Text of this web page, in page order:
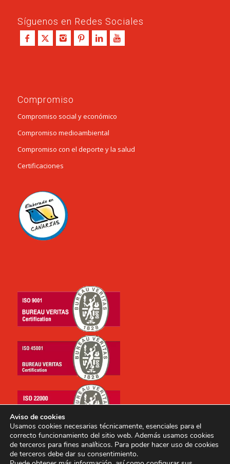
Síguenos en Redes Sociales
Compromiso
Compromiso social y económico
Compromiso medioambiental
Compromiso con el deporte y la salud
Certificaciones
Aviso de cookies
Usamos cookies necesarias técnicamente, esenciales para el
correcto funcionamiento del sitio web. Además usamos cookies
de terceros para fines analíticos. Para poder hacer uso de cookies
de terceros debe dar su consentimiento.